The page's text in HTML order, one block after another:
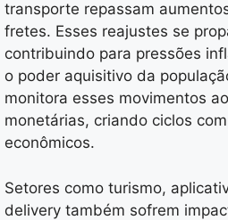
transporte repassam
fretes. Esses reajustes se
contribuindo para pressões
o poder aquisitivo da
monitora esses movimentos
monetárias, criando ciclos
econômicos.
Setores como turismo,
delivery também sofrem